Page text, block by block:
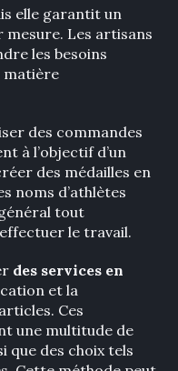
elle garantit un
Les artisans
les besoins
matière
des commandes
à l’objectif d’un
des médailles en
noms d’athlètes
tout
le travail.
des services en
et la
Ces
une multitude de
que des choix tels
×